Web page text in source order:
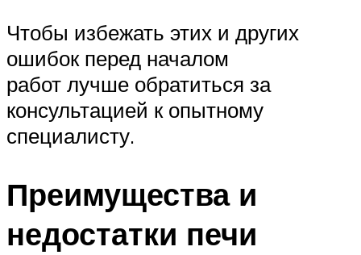
Чтобы избежать этих и других
ошибок перед началом
работ лучше обратиться за
консультацией к опытному
специалисту.
Преимущества и
недостатки печи